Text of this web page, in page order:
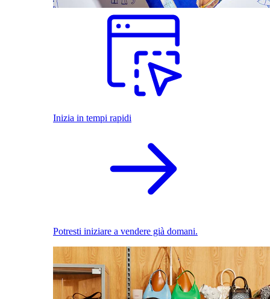
Inizia in tempi rapidi
Potresti iniziare a vendere già domani.